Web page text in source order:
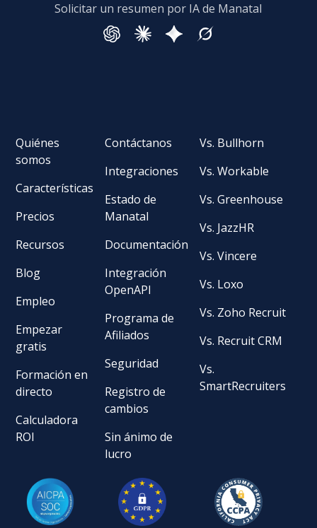
Solicitar un resumen por IA de Manatal
Quiénes
somos
Características
Precios
Recursos
Blog
Empleo
Empezar
gratis
Formación en
directo
Calculadora
ROI
Contáctanos
Integraciones
Estado de
Manatal
Documentación
Integración
OpenAPI
Programa de
Afiliados
Seguridad
Registro de
cambios
Sin ánimo de
lucro
Vs. Bullhorn
Vs. Workable
Vs. Greenhouse
Vs. JazzHR
Vs. Vincere
Vs. Loxo
Vs. Zoho Recruit
Vs. Recruit CRM
Vs.
SmartRecruiters